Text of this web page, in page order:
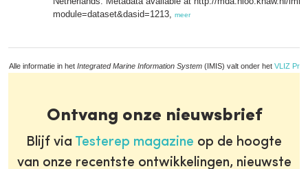
module=dataset&dasid=1213, meer
Alle informatie in het Integrated Marine Information System (IMIS) valt onder het VLIZ
Ontvang onze nieuwsbrief
Blijf via Testerep magazine op de hoogte
van onze recentste ontwikkelingen, nieuwste